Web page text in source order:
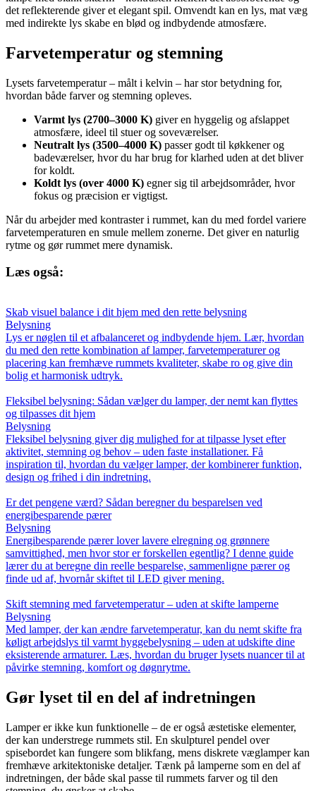
det reflekterende giver et elegant spil. Omvendt kan en lys, mat væg
med indirekte lys skabe en blød og indbydende atmosfære.
Farvetemperatur og stemning
Lysets farvetemperatur – målt i kelvin – har stor betydning for,
hvordan både farver og stemning opleves.
Varmt lys (2700–3000 K) giver en hyggelig og afslappet
atmosfære, ideel til stuer og soveværelser.
Neutralt lys (3500–4000 K) passer godt til køkkener og
badeværelser, hvor du har brug for klarhed uden at det bliver
for koldt.
Koldt lys (over 4000 K) egner sig til arbejdsområder, hvor
fokus og præcision er vigtigst.
Når du arbejder med kontraster i rummet, kan du med fordel variere
farvetemperaturen en smule mellem zonerne. Det giver en naturlig
rytme og gør rummet mere dynamisk.
Læs også:
Skab visuel balance i dit hjem med den rette belysning
Belysning
Lys er nøglen til et afbalanceret og indbydende hjem. Lær, hvordan
du med den rette kombination af lamper, farvetemperaturer og
placering kan fremhæve rummets kvaliteter, skabe ro og give din
bolig et harmonisk udtryk.
Fleksibel belysning: Sådan vælger du lamper, der nemt kan flyttes
og tilpasses dit hjem
Belysning
Fleksibel belysning giver dig mulighed for at tilpasse lyset efter
aktivitet, stemning og behov – uden faste installationer. Få
inspiration til, hvordan du vælger lamper, der kombinerer funktion,
design og frihed i din indretning.
Er det pengene værd? Sådan beregner du besparelsen ved
energibesparende pærer
Belysning
Energibesparende pærer lover lavere elregning og grønnere
samvittighed, men hvor stor er forskellen egentlig? I denne guide
lærer du at beregne din reelle besparelse, sammenligne pærer og
finde ud af, hvornår skiftet til LED giver mening.
Skift stemning med farvetemperatur – uden at skifte lamperne
Belysning
Med lamper, der kan ændre farvetemperatur, kan du nemt skifte fra
køligt arbejdslys til varmt hyggebelysning – uden at udskifte dine
eksisterende armaturer. Læs, hvordan du bruger lysets nuancer til at
påvirke stemning, komfort og døgnrytme.
Gør lyset til en del af indretningen
Lamper er ikke kun funktionelle – de er også æstetiske elementer,
der kan understrege rummets stil. En skulpturel pendel over
spisebordet kan fungere som blikfang, mens diskrete væglamper kan
fremhæve arkitektoniske detaljer. Tænk på lamperne som en del af
indretningen, der både skal passe til rummets farver og til den